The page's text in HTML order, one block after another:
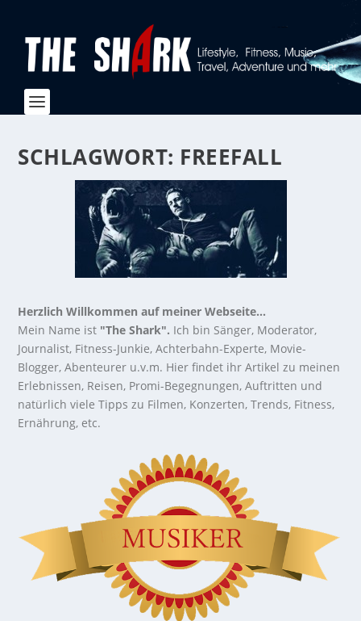
SCHLAGWORT: FREEFALL
Herzlich Willkommen auf meiner Webseite...
Mein Name ist "The Shark". Ich bin Sänger, Moderator,
Journalist, Fitness-Junkie, Achterbahn-Experte, Movie-
Blogger, Abenteurer u.v.m. Hier findet ihr Artikel zu meinen
Erlebnissen, Reisen, Promi-Begegnungen, Auftritten und
natürlich viele Tipps zu Filmen, Konzerten, Trends, Fitness,
Ernährung, etc.